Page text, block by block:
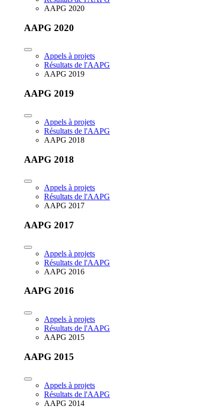
AAPG 2020
AAPG 2020
Appels à projets
Résultats de l'AAPG
AAPG 2019
AAPG 2019
Appels à projets
Résultats de l'AAPG
AAPG 2018
AAPG 2018
Appels à projets
Résultats de l'AAPG
AAPG 2017
AAPG 2017
Appels à projets
Résultats de l'AAPG
AAPG 2016
AAPG 2016
Appels à projets
Résultats de l'AAPG
AAPG 2015
AAPG 2015
Appels à projets
Résultats de l'AAPG
AAPG 2014